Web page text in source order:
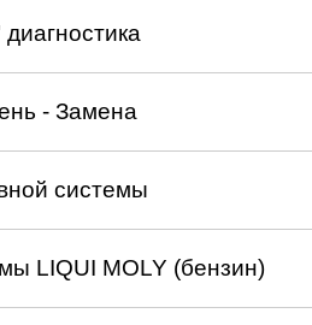
- Замена
системы
LIQUI MOLY (бензин)